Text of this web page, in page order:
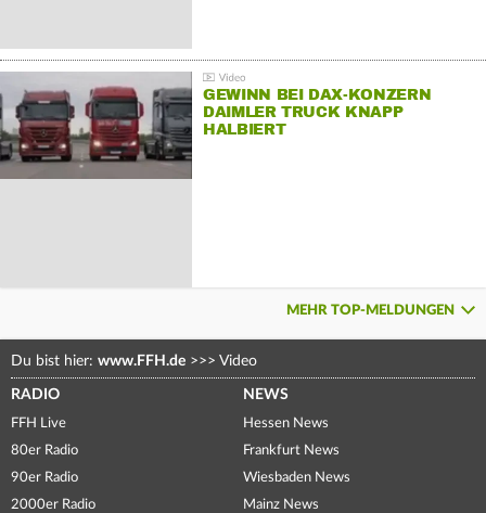
GEWINN BEI DAX-KONZERN
DAIMLER TRUCK KNAPP
HALBIERT
MEHR TOP-MELDUNGEN
Du bist hier: www.FFH.de >>> Video
RADIO
FFH Live
80er Radio
90er Radio
2000er Radio
NEWS
Hessen News
Frankfurt News
Wiesbaden News
Mainz News